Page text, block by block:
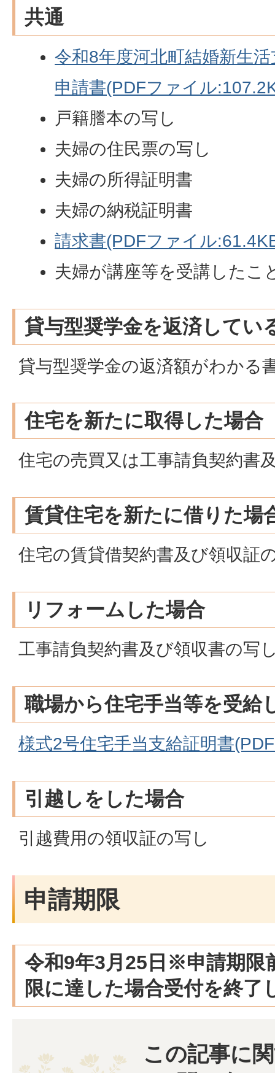
共通
令和8年度河北町結婚新生
申請書(PDFファイル
戸籍謄本の写し
夫婦の住民票の写し
夫婦の所得証明書
夫婦の納税証明書
請求書(PDFファイル
夫婦が講座等を受講したこ
貸与型奨学金を返済してい
貸与型奨学金の返済額がわかる
住宅を新たに取得した場合
住宅の売買又は工事請負契約書
賃貸住宅を新たに借りた場
住宅の賃貸借契約書及び領収証
リフォームした場合
工事請負契約書及び領収書の写
職場から住宅手当等を受給
様式2号住宅手当支給証明書
引越しをした場合
引越費用の領収証の写し
申請期限
令和9年3月25日※申請期限
限に達した場合受付を終了
この記事に